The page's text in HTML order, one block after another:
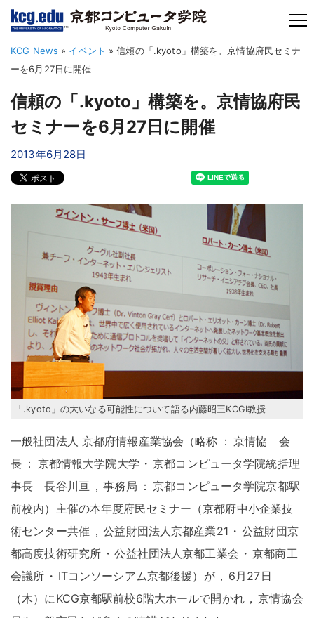
TM
KCG News » イベント »信頼の「.kyoto」構築を。京情協府民セミナ
ーを6月27日に開催
信頼の「.kyoto」構築を。京情協府民
セミナーを6月27日に開催
2013年6月28日
「.kyoto」の大いなる可能性について語る内藤昭三KCGI教授
一般社団法人 京都府情報産業協会（略称 ： 京情協 会
長 ： 京都情報大学院大学 ・ 京都コンピュータ学院統括理
事長 長谷川亘 ， 事務局 ： 京都コンピュータ学院京都駅
前校内）主催の本年度府民セミナー（京都府中小企業技
術センター共催 ， 公益財団法人京都産業21 ・ 公益財団京
都高度技術研究所 ・ 公益社団法人京都工業会 ・ 京都商工
会議所 ・ ITコンソーシアム京都後援）が ， 6月27日
（木）にKCG京都駅前校6階大ホールで開かれ ， 京情協会